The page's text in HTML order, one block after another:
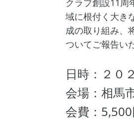
クラブ創設11周
域に根付く大き
成の取り組み、
ついてご報告い
日時：２０
会場：相馬
会費：5,500